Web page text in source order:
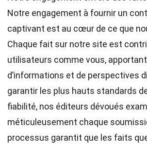
Notre engagement à fournir un
captivant est au cœur de ce que
Chaque fait sur notre site est
utilisateurs comme vous,
d’informations et de perspectives
garantir les plus hauts standards
fiabilité, nos éditeurs dévoués
méticuleusement chaque
processus garantit que les faits